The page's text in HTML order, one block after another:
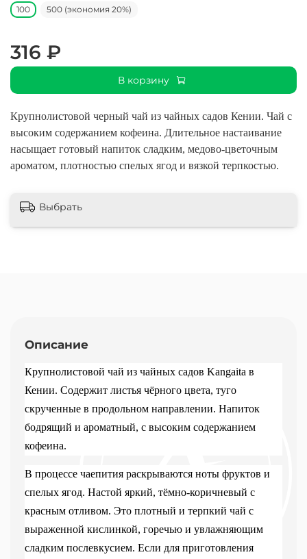
100 500 (экономия 20%)
316 ₽
В корзину
Крупнолистовой черный чай из чайных садов Кении. Чай с
высоким содержанием кофеина. Длительное настаивание
насыщает готовый напиток сладким, медово-цветочным
ароматом, плотностью спелых ягод и вязкой терпкостью.
Выбрать
Описание
Крупнолистовой чай из чайных садов Kangaita в
Кении. Содержит листья чёрного цвета, туго
скрученные в продольном направлении. Напиток
бодрящий и ароматный, с высоким содержанием
кофеина.
В процессе чаепития раскрываются ноты фруктов и
спелых ягод. Настой яркий, тёмно-коричневый с
красным отливом. Это плотный и терпкий чай с
выраженной кислинкой, горечью и увлажняющим
сладким послевкусием. Если для приготовления